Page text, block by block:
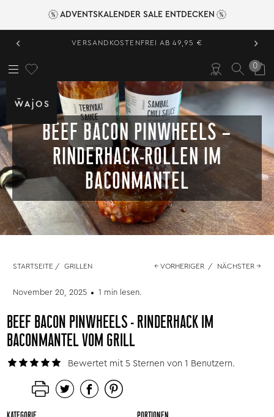
ADVENTSKALENDER SALE ENTDECKEN
‹ VERSANDKOSTENFREI AB 49,95 € ›
0
BEEF BACON PINWHEELS –
RINDERHACK-ROLLEN IM
BACONMANTEL
STARTSEITE / GRILLEN ← VORHERIGER / NÄCHSTER →
November 20, 2025 1 min lesen.
BEEF BACON PINWHEELS - RINDERHACK IM
BACONMANTEL VOM GRILL
Bewertet mit 5 Sternen von 1 Benutzern.